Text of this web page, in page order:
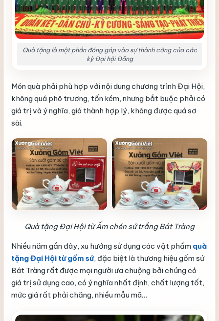
Quà tặng là một phần đóng góp vào sự thành công của các
kỳ Đại hội Đảng
Món quà phải phù hợp với nội dung chương trình Đại Hội,
không quá phô trương, tốn kém, nhưng bắt buộc phải có
giá trị và ý nghĩa, giá thành hợp lý, không được quá sơ
sài.
Quà tặng Đại Hội từ Ấm chén sứ trắng Bát Tràng
Nhiều năm gần đây, xu hướng sử dụng các vật phẩm quà
tặng Đại Hội từ gốm sứ, đặc biệt là thương hiệu gốm sứ
Bát Tràng rất được mọi người ưa chuộng bởi chúng có
giá trị sử dụng cao, có ý nghĩa nhất định, chất lượng tốt,
mức giá rất phải chăng, nhiều mẫu mã…